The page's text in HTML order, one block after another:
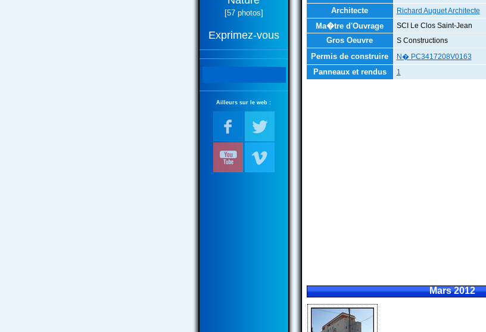
[57 photos]
Exprimez-vous
Ailleurs sur le web :
Architecte Richard Auguet Architecte
Ma�tre d'Ouvrage SCI Le Clos Saint-Jean
Gros Oeuvre S Constructions
Permis de construire N� PC3417208V0163
Panneaux et rendus 1
Mars 2012